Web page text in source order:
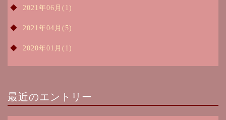
2021年06月(1)
2021年04月(5)
2020年01月(1)
最近のエントリー